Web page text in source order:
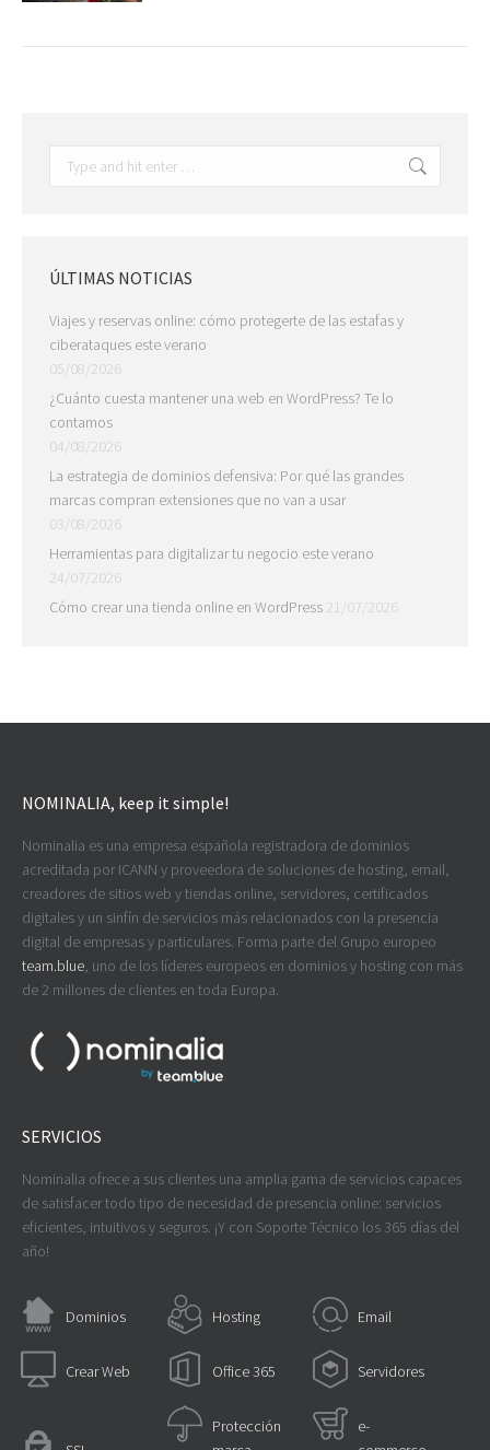
ÚLTIMAS NOTICIAS
Viajes y reservas online: cómo protegerte de las estafas y
ciberataques este verano
05/08/2026
¿Cuánto cuesta mantener una web en WordPress? Te lo
contamos
04/08/2026
La estrategia de dominios defensiva: Por qué las grandes
marcas compran extensiones que no van a usar
03/08/2026
Herramientas para digitalizar tu negocio este verano
24/07/2026
Cómo crear una tienda online en WordPress 21/07/2026
NOMINALIA, keep it simple!
Nominalia es una empresa española registradora de dominios
acreditada por ICANN y proveedora de soluciones de hosting, email,
creadores de sitios web y tiendas online, servidores, certificados
digitales y un sinfín de servicios más relacionados con la presencia
digital de empresas y particulares. Forma parte del Grupo europeo
team.blue, uno de los líderes europeos en dominios y hosting con más
de 2 millones de clientes en toda Europa.
SERVICIOS
Nominalia ofrece a sus clientes una amplia gama de servicios capaces
de satisfacer todo tipo de necesidad de presencia online: servicios
eficientes, intuitivos y seguros. ¡Y con Soporte Técnico los 365 días del
año!
Dominios Hosting Email
Crear Web Office 365 Servidores
Protección
e-